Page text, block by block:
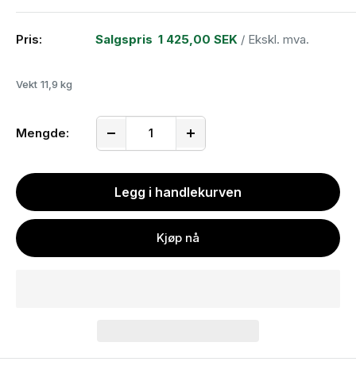
Pris: Salgspris 1 425,00 SEK / Ekskl. mva.
Vekt 11,9 kg
Mengde:
Legg i handlekurven
Kjøp nå